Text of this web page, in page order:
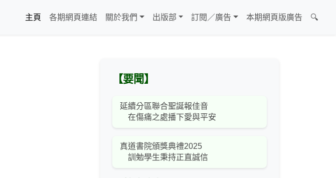
主頁
各期網頁連結 關於我們 出版部 訂閱／廣告 本期網頁版廣告 🔍
【要聞】
延續分區聯合聖誕報佳音
在傷痛之處播下愛與平安
真道書院頒獎典禮2025
訓勉學生秉持正直誠信